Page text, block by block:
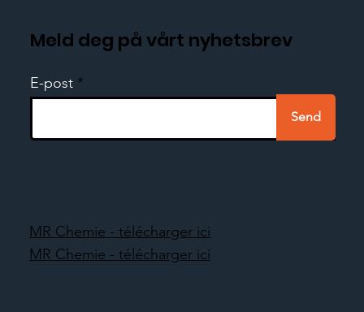
Meld deg på vårt nyhetsbrev
E-post
Send
MR Chemie - télécharger ici
MR Chemie - télécharger ici